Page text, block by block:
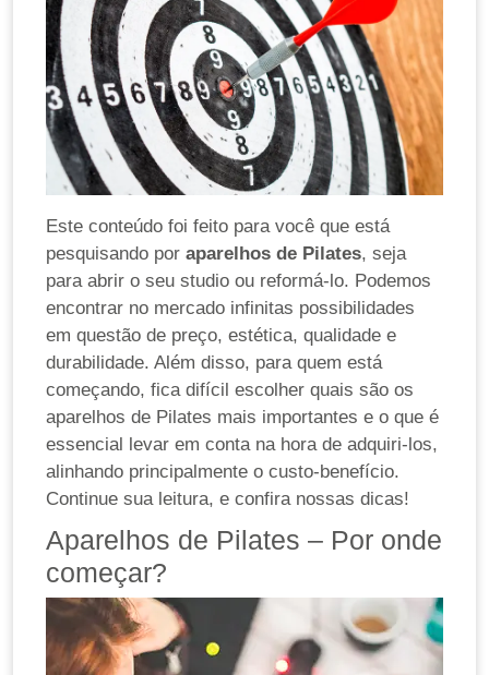
Este conteúdo foi feito para você que está
pesquisando por aparelhos de Pilates, seja
para abrir o seu studio ou reformá-lo. Podemos
encontrar no mercado infinitas possibilidades
em questão de preço, estética, qualidade e
durabilidade. Além disso, para quem está
começando, fica difícil escolher quais são os
aparelhos de Pilates mais importantes e o que é
essencial levar em conta na hora de adquiri-los,
alinhando principalmente o custo-benefício.
Continue sua leitura, e confira nossas dicas!
Aparelhos de Pilates – Por onde
começar?